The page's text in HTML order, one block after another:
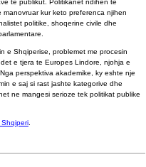
te publikut. Politikanet ndihen te
kur keto preferenca njihen
politike, shoqerine civile dhe
e Shqiperise, problemet me procesin
e tjera te Europes Lindore, njohja e
perspektiva akademike, ky eshte nje
e saj si rast jashte kategorive dhe
ne mangesi serioze tek politikat publike